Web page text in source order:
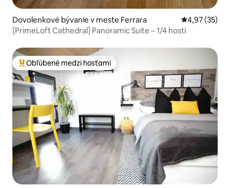
Dovolenkové bývanie v meste Ferrara Priemerné
4,97 (35)
[PrimeLoft Cathedral] Panoramic Suite – 1/4 hostí
Najobľúbenejšie medzi hosťami
Obľúbené medzi hosťami